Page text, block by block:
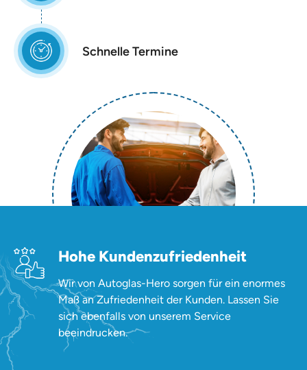
Schnelle Termine
Hohe Kundenzufriedenheit
Wir von Autoglas-Hero sorgen für ein enormes
Maß an Zufriedenheit der Kunden. Lassen Sie
sich ebenfalls von unserem Service
beeindrucken.